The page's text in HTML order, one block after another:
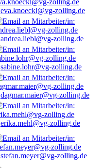
eva.knoeckl@vg-zolling.de
andrea.liebl@vg-zolling.de
sabine.lohr@vg-zolling.de
dagmar.maier@vg-zolling.de
erika.mehl@vg-zolling.de
stefan.meyer@vg-zolling.de